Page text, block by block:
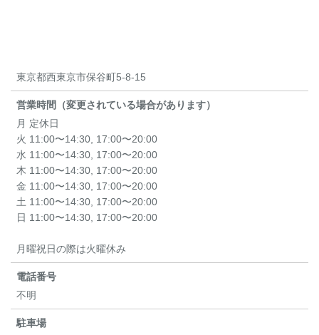
東京都西東京市保谷町5-8-15
営業時間（変更されている場合があります）
月 定休日
火 11:00〜14:30, 17:00〜20:00
水 11:00〜14:30, 17:00〜20:00
木 11:00〜14:30, 17:00〜20:00
金 11:00〜14:30, 17:00〜20:00
土 11:00〜14:30, 17:00〜20:00
日 11:00〜14:30, 17:00〜20:00
月曜祝日の際は火曜休み
電話番号
不明
駐車場